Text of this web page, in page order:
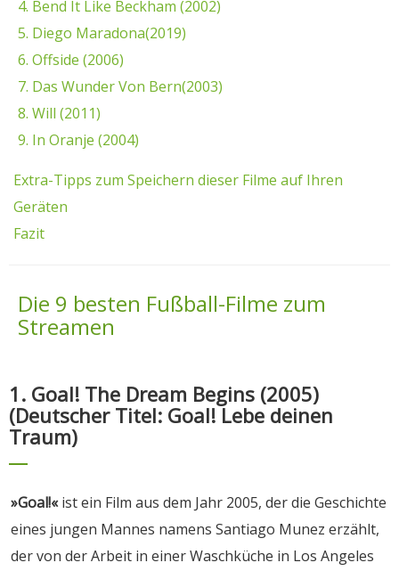
4. Bend It Like Beckham (2002)
5. Diego Maradona(2019)
6. Offside (2006)
7. Das Wunder Von Bern(2003)
8. Will (2011)
9. In Oranje (2004)
Extra-Tipps zum Speichern dieser Filme auf Ihren
Geräten
Fazit
Die 9 besten Fußball-Filme zum
Streamen
1. Goal! The Dream Begins (2005)
(Deutscher Titel: Goal! Lebe deinen
Traum)
»Goal!«ist ein Film aus dem Jahr 2005, der die Geschichte
eines jungen Mannes namens Santiago Munez erzählt,
der von der Arbeit in einer Waschküche in Los Angeles